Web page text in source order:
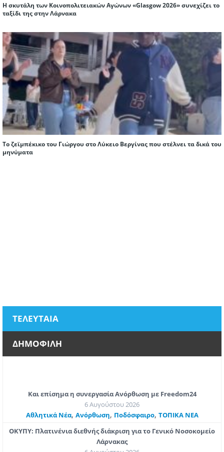
Η σκυτάλη των Κοινοπολιτειακών Αγώνων «Glasgow 2026» συνεχίζει το
ταξίδι της στην Λάρνακα
Το ζεϊμπέκικο του Γιώργου στο Λύκειο Βεργίνας που στέλνει τα δικά του
μηνύματα
ΤΕΛΕΥΤΑΙΑ
ΔΗΜΟΦΙΛΗ
Και επίσημα η συνεργασία Ανόρθωση με Freedom24
6 Αυγούστου 2026
Αθλητικά Νέα, Ανόρθωση, Ποδόσφαιρο, ΤΟΠΙΚΑ ΝΕΑ
ΟΚΥΠΥ: Πλατινένια διεθνής διάκριση για το Γενικό Νοσοκομείο
Λάρνακας